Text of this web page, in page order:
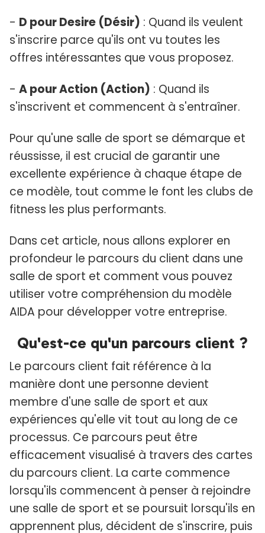
- D pour Desire (Désir) : Quand ils veulent
s'inscrire parce qu'ils ont vu toutes les
offres intéressantes que vous proposez.
- A pour Action (Action) : Quand ils
s'inscrivent et commencent à s'entraîner.
Pour qu'une salle de sport se démarque et
réussisse, il est crucial de garantir une
excellente expérience à chaque étape de
ce modèle, tout comme le font les clubs de
fitness les plus performants.
Dans cet article, nous allons explorer en
profondeur le parcours du client dans une
salle de sport et comment vous pouvez
utiliser votre compréhension du modèle
AIDA pour développer votre entreprise.
Qu'est-ce qu'un parcours client ?
Le parcours client fait référence à la
manière dont une personne devient
membre d'une salle de sport et aux
expériences qu'elle vit tout au long de ce
processus. Ce parcours peut être
efficacement visualisé à travers des cartes
du parcours client. La carte commence
lorsqu'ils commencent à penser à rejoindre
une salle de sport et se poursuit lorsqu'ils en
apprennent plus, décident de s'inscrire, puis